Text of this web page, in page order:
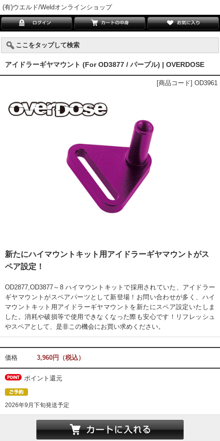
(有)ウエルド/Weldオンラインショップ
ここをタップして検索
アイドラーギヤマウント (For OD3877 / パープル) | OVERDOSE
[商品コード] OD3961
新たにハイマウントキット用アイドラーギヤマウントがス
ペア設定！
OD2877,OD3877～8 ハイマウントキットで採用されていた、アイドラー
ギヤマウントがスペアパーツとして新登場！お問い合わせが多く、ハイ
マウントキット用アイドラーギヤマウントを新たにスペア設定いたしま
した。消耗や破損等で使用できなくなった際も安心です！リフレッシュ
やスペアとして、是非この機会にお買い求めください。
価格 3,960円（税込）
ポイント還元
2026年9月下旬発送予定